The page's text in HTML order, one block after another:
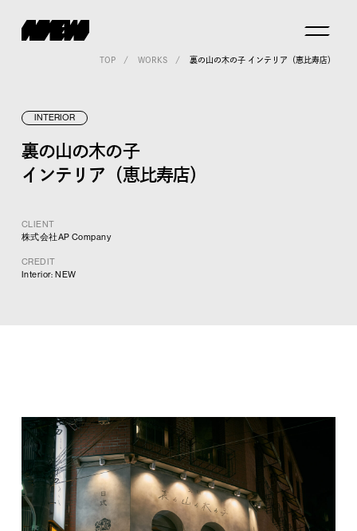
TOP WORKS 裏の山の木の子 インテリア（恵比寿店）
INTERIOR
裏の山の木の子
インテリア（恵比寿店）
CLIENT
株式会社AP Company
CREDIT
Interior: NEW